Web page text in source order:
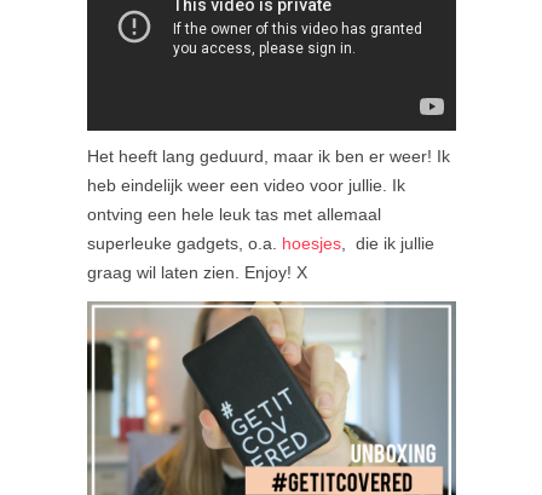
Het heeft lang geduurd, maar ik ben er weer! Ik
heb eindelijk weer een video voor jullie. Ik
ontving een hele leuk tas met allemaal
superleuke gadgets, o.a. hoesjes, die ik jullie
graag wil laten zien. Enjoy! X